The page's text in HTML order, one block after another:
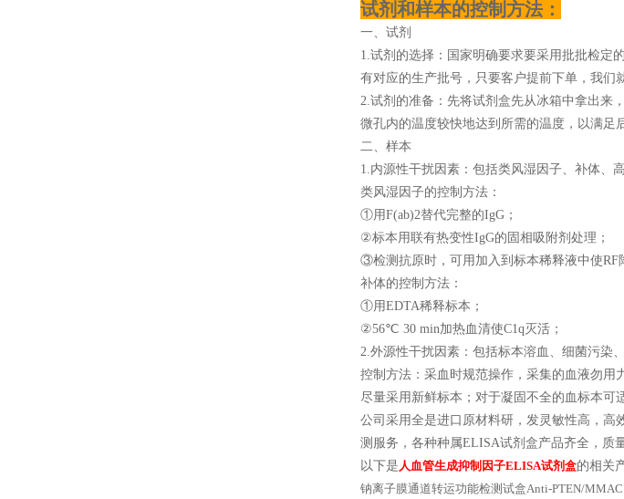
试剂和样本的控制方法：
一、试剂
1.试剂的选择：国家明确要求要采用批批检定
有对应的生产批号，只要客户提前下单，我们
2.试剂的准备：先将试剂盒先从冰箱中拿出来
微孔内的温度较快地达到所需的温度，以满足
二、样本
1.内源性干扰因素：包括类风湿因子、补体、
类风湿因子的控制方法：
①用F(ab)2替代完整的IgG；
②标本用联有热变性IgG的固相吸附剂处理；
③检测抗原时，可用加入到标本稀释液中使RF
补体的控制方法：
①用EDTA稀释标本；
②56℃ 30 min加热血清使C1q灭活；
2.外源性干扰因素：包括标本溶血、细菌污染
控制方法：采血时规范操作，采集的血液勿用
尽量采用新鲜标本；对于凝固不全的血标本可
公司采用全是进口原材料研，发灵敏性高，
测服务，各种种属ELISA试剂盒产品齐全，质
以下是人血管生成抑制因子ELISA试剂盒的相关
钠离子膜通道转运功能检测试盒Anti-PTEN/